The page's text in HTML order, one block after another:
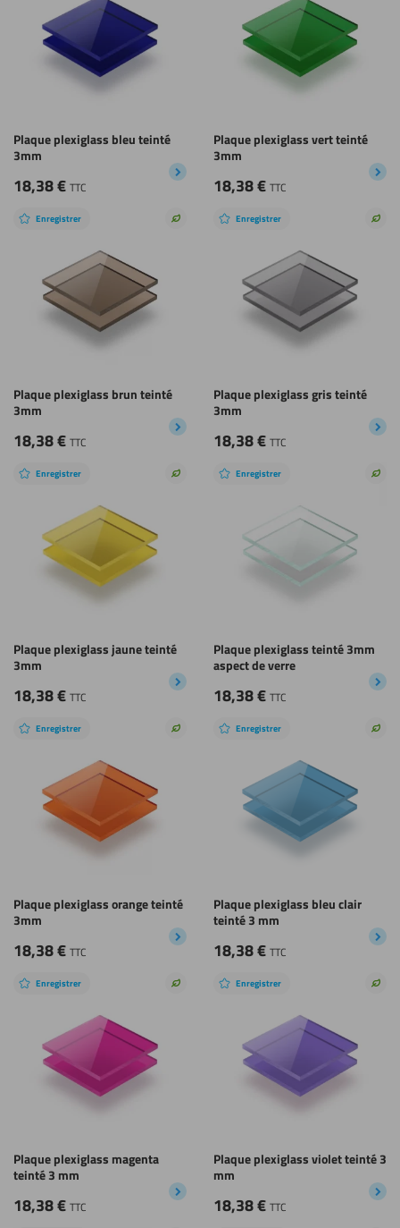
Plaque plexiglass bleu teinté
3mm
18,38€ TTC
Plaque plexiglass vert teinté
3mm
18,38€ TTC
Enregistrer
Plaque plexiglass brun teinté
3mm
18,38€ TTC
Choix
Enregistrer
Plaque plexiglass gris teinté
3mm
18,38€ TTC
Enregistrer
Plaque plexiglass jaune teinté
3mm
18,38€ TTC
Choix
Enregistrer
Plaque plexiglass teinté 3mm
aspect de verre
18,38€ TTC
Enregistrer
Plaque plexiglass orange teinté
3mm
18,38€ TTC
Choix
Enregistrer
Plaque plexiglass bleu clair
teinté 3 mm
18,38€ TTC
Enregistrer
Plaque plexiglass magenta
teinté 3 mm
18,38€ TTC
Choix
Enregistrer
Plaque plexiglass violet teinté 3
mm
18,38€ TTC